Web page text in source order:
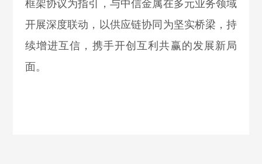
框架协议为指引，与中信金属在多元业务领域
开展深度联动，以供应链协同为坚实桥梁，持
续增进互信，携手开创互利共赢的发展新局
面。